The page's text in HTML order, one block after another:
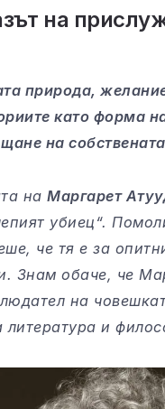
на
природа,
като форма
на
на Маргарет
убиец“.
че тя е за
Знам обаче, че
на
и